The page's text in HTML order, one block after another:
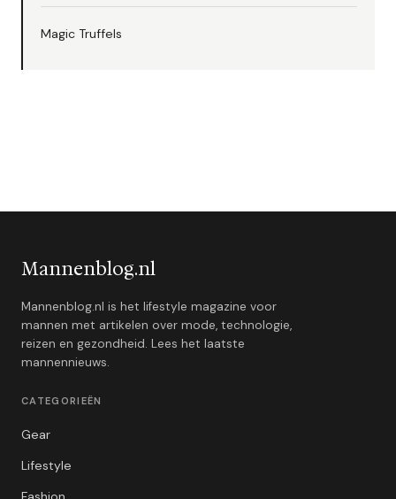
Magic Truffels
Mannenblog.nl
Mannenblog.nl is het lifestyle magazine voor
mannen met artikelen over mode, technologie,
reizen en gezondheid. Lees het laatste
mannennieuws.
CATEGORIEËN
Gear
Lifestyle